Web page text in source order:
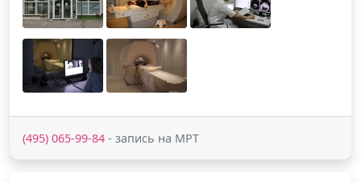
(495) 065-99-84 - запись на МРТ